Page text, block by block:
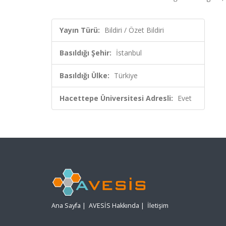
Yayın Türü: Bildiri / Özet Bildiri
Basıldığı Şehir: İstanbul
Basıldığı Ülke: Türkiye
Hacettepe Üniversitesi Adresli: Evet
Ana Sayfa | AVESİS Hakkında | İletişim